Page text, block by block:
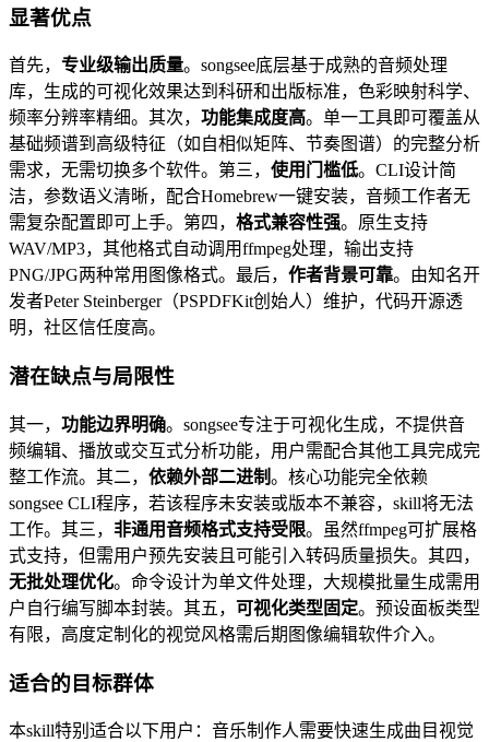
显著优点
首先， 专业级输出质量。songsee底层基于成熟的音频处理
库，生成的可视化效果达到科研和出版标准，色彩映射科学、
频率分辨率精细。其次， 功能集成度高。单一工具即可覆盖从
基础频谱到高级特征（如自相似矩阵、节奏图谱）的完整分析
需求，无需切换多个软件。第三， 使用门槛低。CLI设计简
洁，参数语义清晰，配合Homebrew一键安装，音频工作者无
需复杂配置即可上手。第四， 格式兼容性强。原生支持
WAV/MP3，其他格式自动调用ffmpeg处理，输出支持
PNG/JPG两种常用图像格式。最后， 作者背景可靠。由知名开
发者Peter Steinberger（PSPDFKit创始人）维护，代码开源透
明，社区信任度高。
潜在缺点与局限性
其一， 功能边界明确。songsee专注于可视化生成，不提供音
频编辑、播放或交互式分析功能，用户需配合其他工具完成完
整工作流。其二， 依赖外部二进制。核心功能完全依赖
songsee CLI程序，若该程序未安装或版本不兼容，skill将无法
工作。其三， 非通用音频格式支持受限。虽然ffmpeg可扩展格
式支持，但需用户预先安装且可能引入转码质量损失。其四，
无批处理优化。命令设计为单文件处理，大规模批量生成需用
户自行编写脚本封装。其五， 可视化类型固定。预设面板类型
有限，高度定制化的视觉风格需后期图像编辑软件介入。
适合的目标群体
本skill特别适合以下用户：音乐制作人需要快速生成曲目视觉